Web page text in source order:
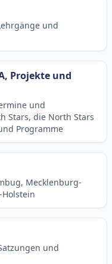
und
Projekte und
und
Stars, die North Stars
Programme
Mecklenburg-
und